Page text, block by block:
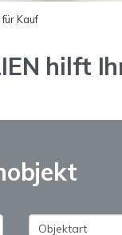
Kauf
hilft